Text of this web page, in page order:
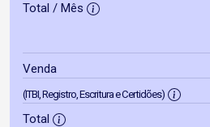
Total / Mês
Venda
(ITBI, Registro, Escritura e Certidões)
Total